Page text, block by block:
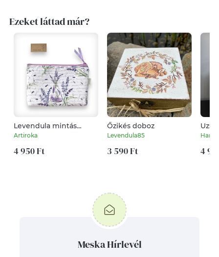
Ezeket láttad már?
Levendula mintás
nagyméretű neszesszer
Artiroka
4 950 Ft
Őzikés doboz
Levendula85
3 590 Ft 4
Meska Hírlevél